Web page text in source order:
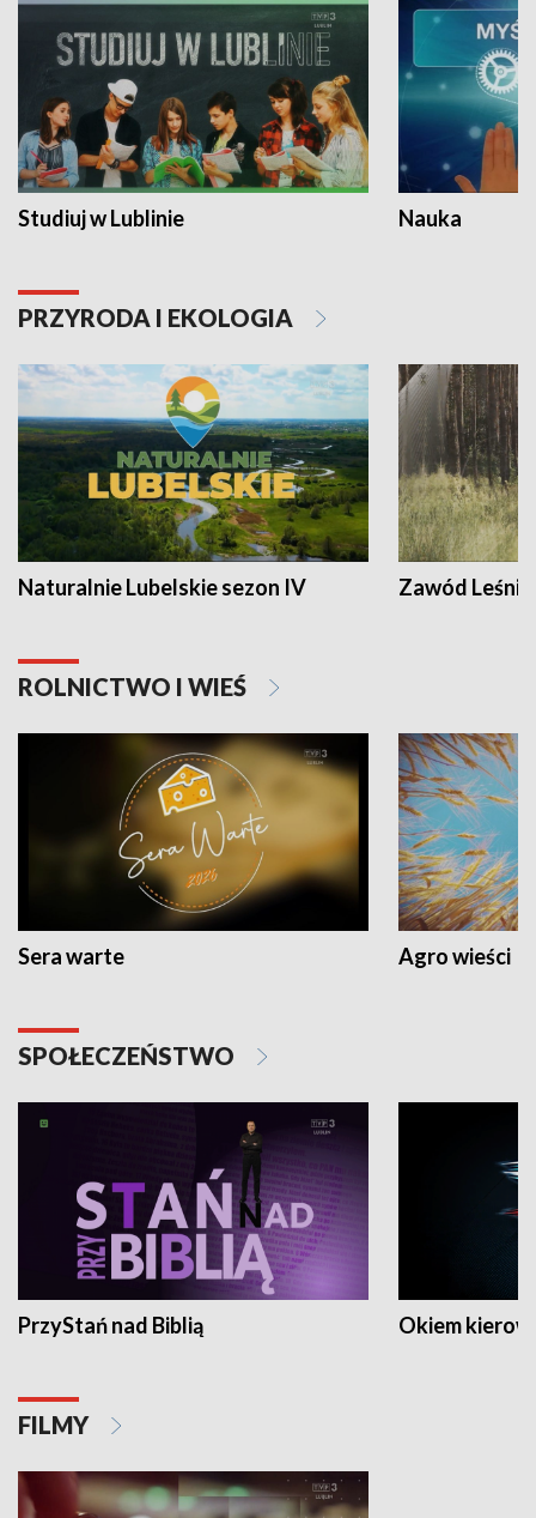
Studiuj w Lublinie Nauka
PRZYRODA I EKOLOGIA
Naturalnie Lubelskie sezon IV Zawód Leśnik
ROLNICTWO I WIEŚ
Sera warte Agro wieści
SPOŁECZEŃSTWO
PrzyStań nad Biblią Okiem
FILMY